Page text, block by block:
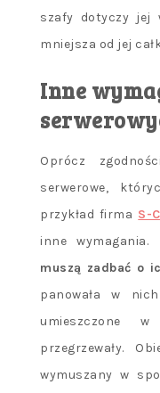
szafy dotyczy jej
mniejsza od jej
Inne
Oprócz
serwerowe,
przykład firma S-
inne wymagania.
muszą zadbać o
panowała w
umieszczone
przegrzewały.
wymuszany w